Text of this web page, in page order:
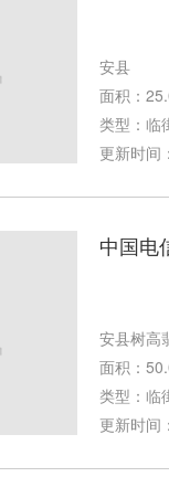
安县
面积：
类型：临
更新时间
中国电
安县树高
面积：
类型：临
更新时间